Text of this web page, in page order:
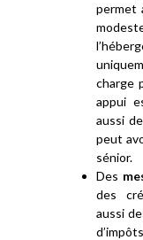
permet
charge
appui
aussi
peut
sénior.
Des
des
aussi